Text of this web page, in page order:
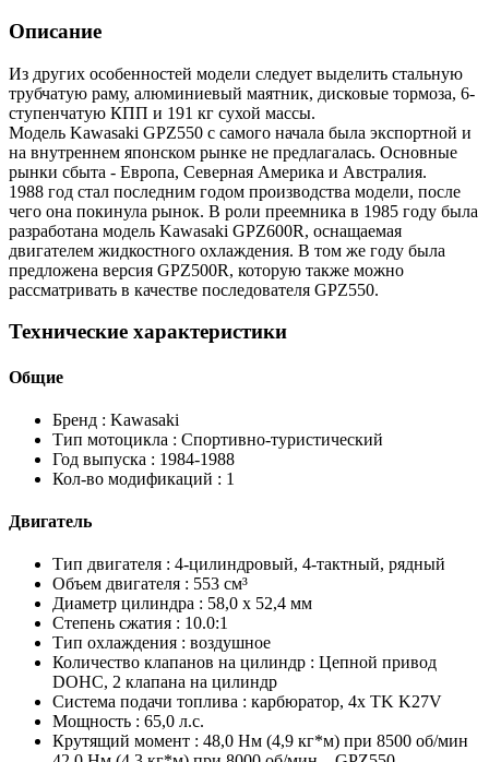
Описание
Из других особенностей модели следует выделить стальную
трубчатую раму, алюминиевый маятник, дисковые тормоза, 6-
ступенчатую КПП и 191 кг сухой массы.
Модель Kawasaki GPZ550 с самого начала была экспортной и
на внутреннем японском рынке не предлагалась. Основные
рынки сбыта - Европа, Северная Америка и Австралия.
1988 год стал последним годом производства модели, после
чего она покинула рынок. В роли преемника в 1985 году была
разработана модель Kawasaki GPZ600R, оснащаемая
двигателем жидкостного охлаждения. В том же году была
предложена версия GPZ500R, которую также можно
рассматривать в качестве последователя GPZ550.
Технические характеристики
Общие
Бренд : Kawasaki
Тип мотоцикла : Спортивно-туристический
Год выпуска : 1984-1988
Кол-во модификаций : 1
Двигатель
Тип двигателя : 4-цилиндровый, 4-тактный, рядный
Объем двигателя : 553 см³
Диаметр цилиндра : 58,0 x 52,4 мм
Степень сжатия : 10.0:1
Тип охлаждения : воздушное
Количество клапанов на цилиндр : Цепной привод
DOHC, 2 клапана на цилиндр
Система подачи топлива : карбюратор, 4x TK K27V
Мощность : 65,0 л.с.
Крутящий момент : 48,0 Нм (4,9 кг*м) при 8500 об/мин